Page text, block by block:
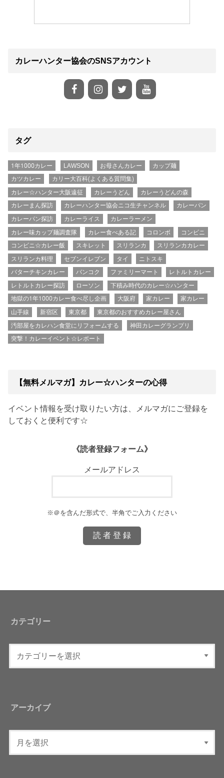
カレーハンター協会のSNSアカウント
タグ
1年1000カレー LAWSON お母さんカレー
カップ麺
カツカレー
カリー大百科(よくある質問集)
カレー☆ハンター大阪遠征
カレーうどん
カレーうどんの森
カレーまん探訪
カレーハンター協会ニコ生チャンネル
カレーパン
カレーパン探訪
カレーライス
カレーラーメン
カレー味カップ麺調査隊
カレー食べある記 コロンボ
コンビニ
コンビニ☆カレー飯
スキレット スリランカ
スリランカカレー
スリランカ料理
セブンイレブン タイ
ニトスキ
バターチキンカレー
バンコク ファミリーマート
レトルトカレー
レトルトカレー探訪
ローソン
下積み時代のカレー☆ハンター
地獄の1年1000カレー食べ尽し企画
大阪府 家カレー
家カレー
山手線
新宿区 東京都
東京都のおすすめカレー屋さん
汚部屋をカレハン食堂にリフォームする
神田カレーグランプリ
突撃！カレーイベント☆レポート
【無料メルマガ】カレー☆ハンターの心得
イベント情報を受け取りたい方は、メルマガにご登録を
しておくと便利です☆
《読者登録フォーム》
メールアドレス
※＠を含んだ形式で、半角でご入力ください
カテゴリー
アーカイブ